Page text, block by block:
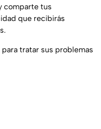
comparte tus
que recibirás
tratar sus problemas